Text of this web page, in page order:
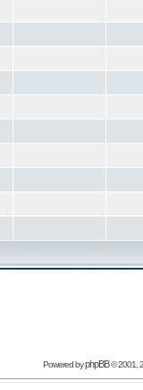
Powered byphpBB© 2001,